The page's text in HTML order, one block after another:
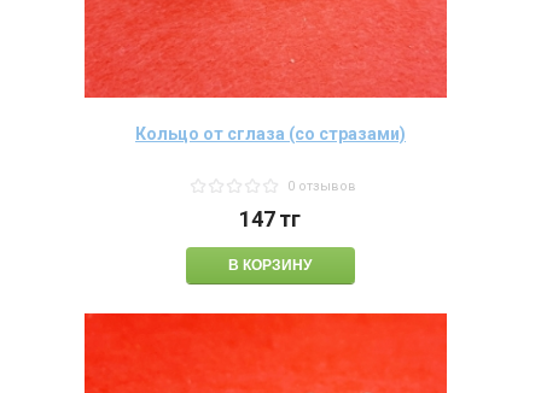
Кольцо от сглаза (со стразами)
0 отзывов
147тг